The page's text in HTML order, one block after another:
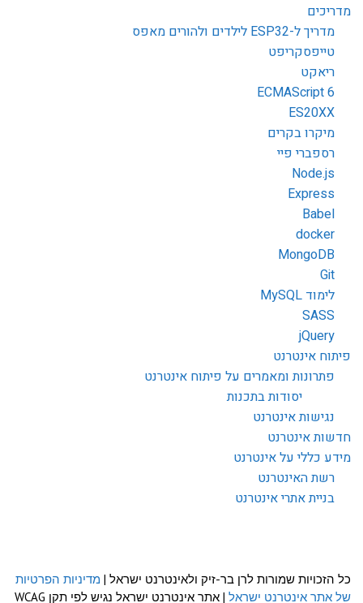
מדריכים
מדריך ל-ESP32 לילדים ולהורים מאפס
טייפסקריפט
ריאקט
ECMAScript 6
ES20XX
מיקרו בקרים
רספברי פיי
Node.js
Express
Babel
docker
MongoDB
Git
לימוד MySQL
SASS
jQuery
פיתוח אינטרנט
פתרונות ומאמרים על פיתוח אינטרנט
יסודות בתכנות
נגישות אינטרנט
חדשות אינטרנט
מידע כללי על אינטרנט
רשת האינטרנט
בניית אתרי אינטרנט
כל הזכויות שמורות לרן בר-זיק ולאינטרנט ישראל | מדיניות הפרטיות
של אתר אינטרנט ישראל
| אתר אינטרנט ישראל נגיש לפי תקן WCAG